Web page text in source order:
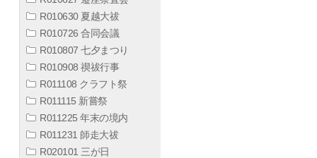
R010630 夏越大祓
R010726 合同会議
R010807 七夕まつり
R010908 禊祓行事
R011108 クラフト祭
R011115 新嘗祭
R011225 年末の境内
R011231 師走大祓
R020101 三が日